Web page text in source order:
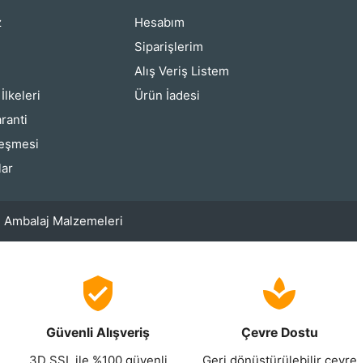
Hesabım
Siparişlerim
Alış Veriş Listem
Ürün İadesi
Malzemeleri
Güvenli Alışveriş
Çevre Dostu